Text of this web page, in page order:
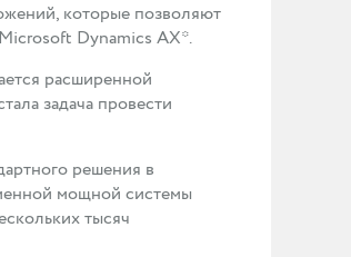
которые позволяют
Dynamics AX*.
расширенной
задача провести
решения в
мощной системы
тысяч